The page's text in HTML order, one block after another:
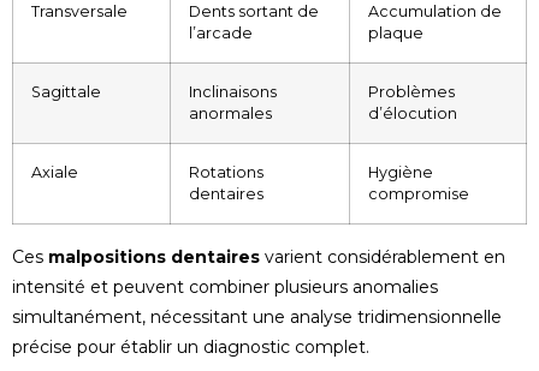
Transversale
Dents sortant de
l’arcade
Accumulation de
plaque
Sagittale
Inclinaisons
anormales
Problèmes
d’élocution
Axiale
Rotations
dentaires
Hygiène
compromise
Ces malpositions dentaires varient considérablement en
intensité et peuvent combiner plusieurs anomalies
simultanément, nécessitant une analyse tridimensionnelle
précise pour établir un diagnostic complet.